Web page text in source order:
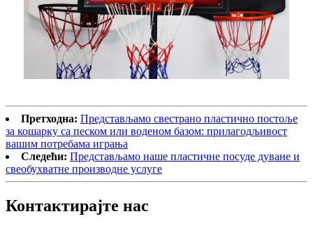
Претходна: Представљамо свестрано пластично постоље
за кошарку са песком или воденом базом: прилагодљивост
вашим потребама играња
Следећи: Представљамо наше пластичне посуде дуване и
свеобухватне производне услуге
Контактирајте нас